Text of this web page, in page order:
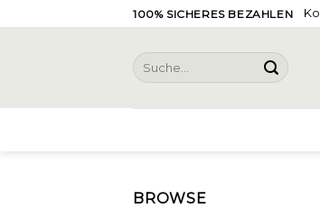
to
100% SICHERES BEZAHLEN
Suche
nach:
BROWSE